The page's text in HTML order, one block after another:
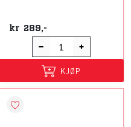
kr 289,-
KJØP